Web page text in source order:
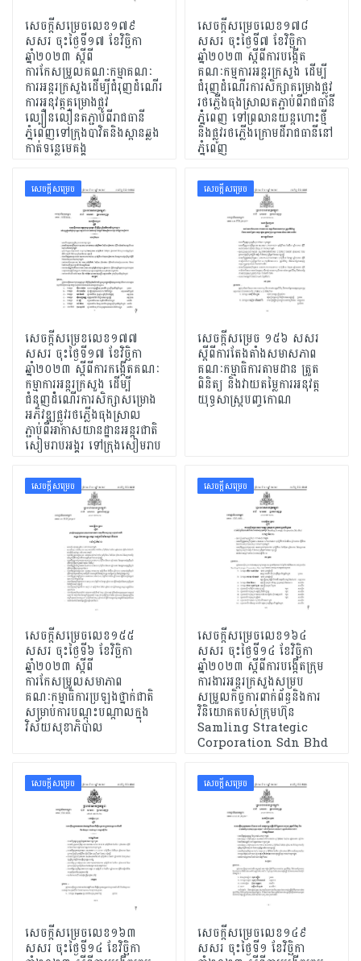
សេចក្តីសម្រេចលេខ១៧៩
សសរ ចុះថ្ងៃទី១៧ ខែវិច្ឆិកា
ឆ្នាំ២០២៣ ស្តីពី
ការកែសម្រួលគណៈកម្មាគណៈ
ការអន្តរក្រសួងដើម្បីជំរុញដំណើរ
ការអនុវត្តគម្រោងផ្លូវ
ល្បឿនលឿនតភ្ជាប់ពីរាជធានី
ភ្នំពេញទៅក្រុងបាវិតនិងស្ពានឆ្លង
កាត់ទន្លេមេគង្គ
សេចក្តីសម្រេចលេខ១៧៨
សសរ ចុះថ្ងៃទី៧ ខែវិច្ឆិកា
ឆ្នាំ២០២៣ ស្តីពីការបង្កើត
គណៈកម្មការអន្តរក្រសួង ដើម្បី
ជំរុញដំណើរការសិក្សាគម្រោងផ្លូវ
រថភ្លើងធុងស្រាលតភ្ជាប់ពីរាជធានី
ភ្នំំពេញ ទៅព្រលានយន្តហោះថ្មី
និងផ្លូវរថភ្លើងក្រោមដីរាជធានីនៅ
ភ្នំពេញ
សេចក្ដីសម្រេច
សេចក្តីសម្រេខលេខ១៧៧
សសរ ចុះថ្ងៃទី១៧ ខែវិច្ឆិកា
ឆ្នាំ២០២៣ ស្តីពីការកង្កើតគណៈ
កម្មាការអន្តរក្រសួង ដើម្បី
ជំនុញដំំណើរការសិក្សាសម្រោង
អភិវឌ្ឍផ្លូវរថភ្លើងធុងស្រាល
ភ្ជាប់ពីអាកាសយានដ្ឋានអន្តរជាតិ
សៀមរាបអង្គរ ទៅក្រុងសៀមរាប
សេចក្ដីសម្រេច
សេចក្តីសម្រេច ១៥៦ សសរ
ស្ដីពីការតែងតាំងសមាសភាព
គណៈកម្មាធិការតាមដាន ត្រួត
ពិនិត្យ និងវាយតម្លៃការអនុវត្ត
យុទ្ធសាស្រ្តបញ្ចកោណ
សេចក្ដីសម្រេច
សេចក្តីសម្រេចលេខ១៥៥
សសរ ចុះថ្ងៃទី៦ ខែវិច្ឆិកា
ឆ្នាំ២០២៣ ស្តីពី
ការកែសម្រួលសមាភាព
គណៈកម្មាធិការប្រឡងថ្នាក់ជាតិ
សម្រាប់ការបណ្តុះបណ្តាលក្នុង
វិស័យសុខាភិបាល
សេចក្ដីសម្រេច
សេចក្តីសម្រេចលេខ១៦៤
សសរ ចុះថ្ងៃទី១៤ ខែវិច្ឆិកា
ឆ្នាំ២០២៣ ស្តីពីការបង្កើតក្រុម
ការងារអន្តរក្រសួងសម្រប
សម្រួលកិច្ចការពាក់ព័ន្ធនិងការ
វិនិយោគតបស់ក្រុមហ៊ុន
Samling Strategic
Corporation Sdn Bhd
សេចក្ដីសម្រេច
សេចក្តីសម្រេចលេខ១៦៣​
សសរ ចុះថ្ងៃទី១៤ ខែវិច្ឆិកា
សេចក្ដីសម្រេច
សេចក្តីសម្រេចលេខ១៤៩
សសរ ចុះថ្ងៃទី១ ខែវិច្ឆិកា